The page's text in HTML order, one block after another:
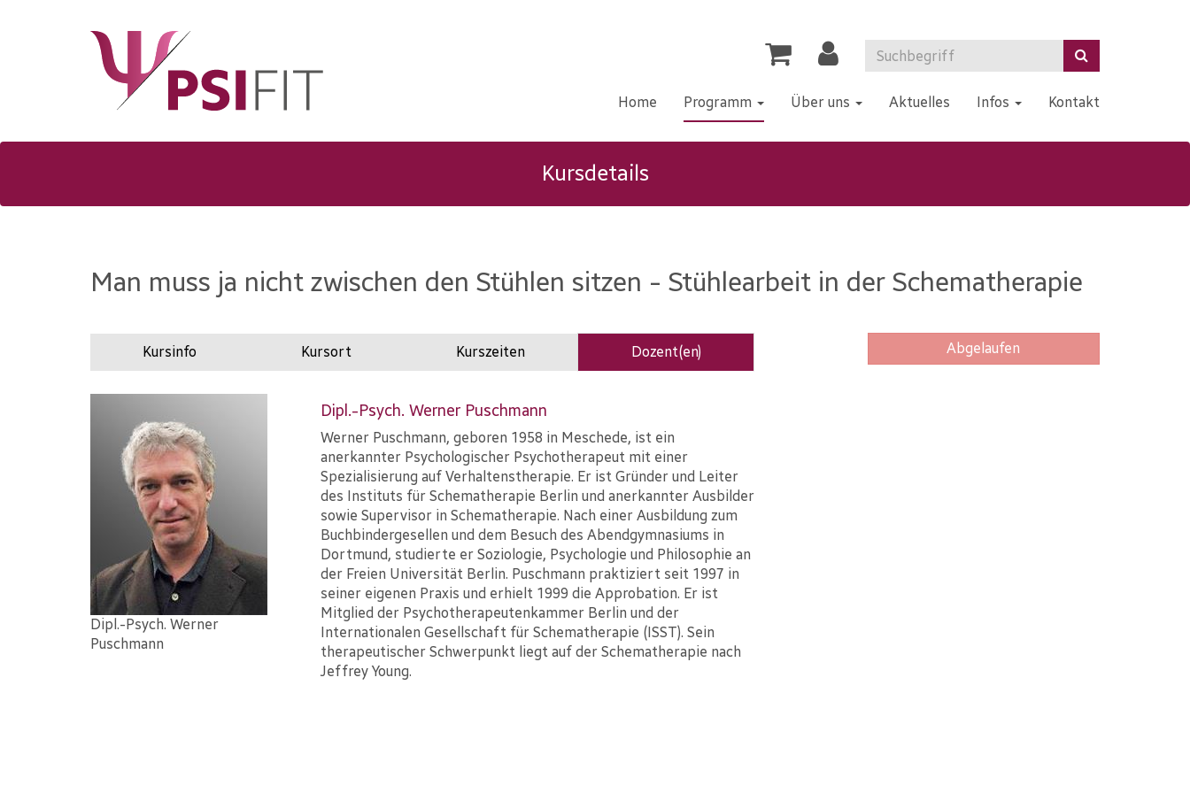
Home Programm Über uns Aktuelles Infos Kontakt
Kursdetails
Man muss ja nicht zwischen den Stühlen sitzen - Stühlearbeit in der Schematherapie
Kursinfo Kursort Kurszeiten Dozent(en)
Dipl.-Psych. Werner
Puschmann
Dipl.-Psych. Werner Puschmann
Werner Puschmann, geboren 1958 in Meschede, ist ein
anerkannter Psychologischer Psychotherapeut mit einer
Spezialisierung auf Verhaltenstherapie. Er ist Gründer und Leiter
des Instituts für Schematherapie Berlin und anerkannter Ausbilder
sowie Supervisor in Schematherapie. Nach einer Ausbildung zum
Buchbindergesellen und dem Besuch des Abendgymnasiums in
Dortmund, studierte er Soziologie, Psychologie und Philosophie an
der Freien Universität Berlin. Puschmann praktiziert seit 1997 in
seiner eigenen Praxis und erhielt 1999 die Approbation. Er ist
Mitglied der Psychotherapeutenkammer Berlin und der
Internationalen Gesellschaft für Schematherapie (ISST). Sein
therapeutischer Schwerpunkt liegt auf der Schematherapie nach
Jeffrey Young.
Abgelaufen